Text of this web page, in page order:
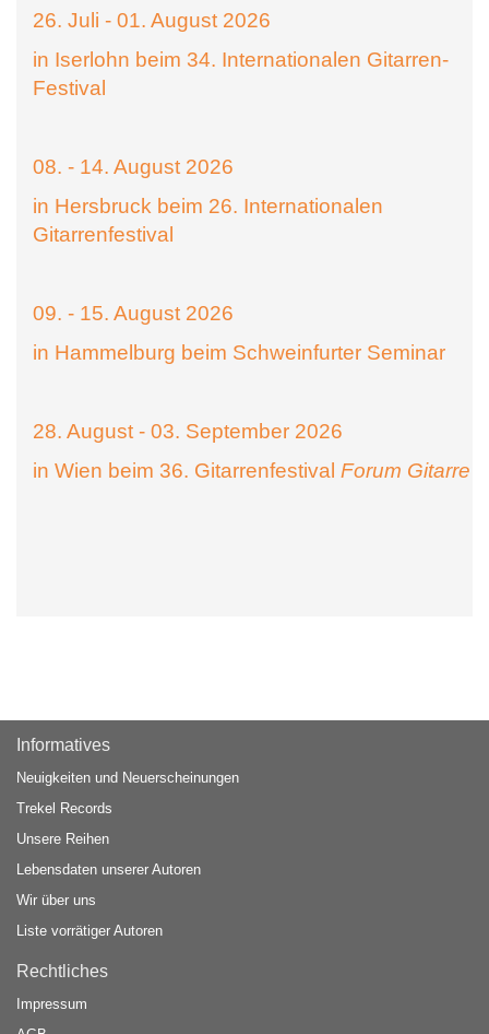
26. Juli - 01. August 2026
in Iserlohn beim 34. Internationalen Gitarren-
Festival
08. - 14. August 2026
in Hersbruck beim 26. Internationalen
Gitarrenfestival
09. - 15. August 2026
in Hammelburg beim Schweinfurter Seminar
28. August - 03. September 2026
in Wien beim 36. Gitarrenfestival Forum Gitarre
Informatives
Neuigkeiten und Neuerscheinungen
Trekel Records
Unsere Reihen
Lebensdaten unserer Autoren
Wir über uns
Liste vorrätiger Autoren
Rechtliches
Impressum